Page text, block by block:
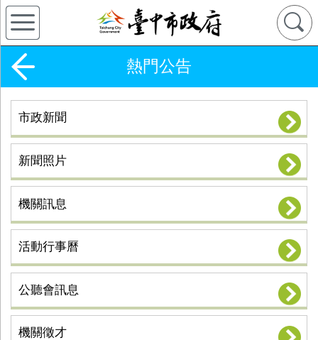
熱門公告
市政新聞
新聞照片
機關訊息
活動行事曆
公聽會訊息
機關徵才